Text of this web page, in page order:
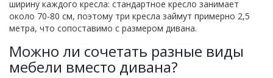
ширину каждого кресла: стандартное кресло занимает
около 70-80 см, поэтому три кресла займут примерно 2,5
метра, что сопоставимо с размером дивана.
Можно ли сочетать разные виды
мебели вместо дивана?